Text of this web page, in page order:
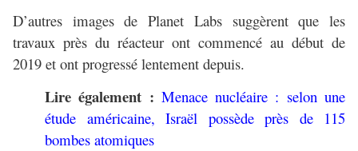
D’autres images de Planet Labs suggèrent que les
travaux près du réacteur ont commencé au début de
2019 et ont progressé lentement depuis.
Lire également : Menace nucléaire : selon une
étude américaine, Israël possède près de 115
bombes atomiques